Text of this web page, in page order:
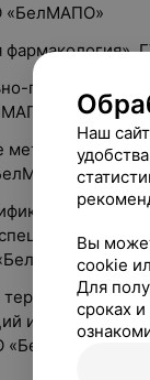
«БелМАПО»
почечная
и
и
«БелМАПО»
Наш
Вы
cookie
Для
сроках